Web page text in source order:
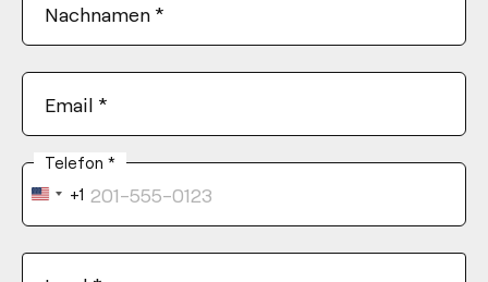
Nachnamen *
Email *
Telefon *
United
States
+1